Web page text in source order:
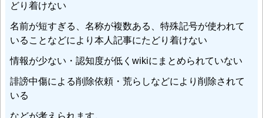
どり着けない
名前が短すぎる、名称が複数ある、特殊記号が使われて
いることなどにより本人記事にたどり着けない
情報が少ない・認知度が低くwikiにまとめられていない
誹謗中傷による削除依頼・荒らしなどにより削除されて
いる
などが考えられます。